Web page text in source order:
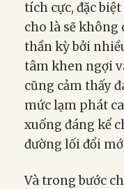
tích cực, đặc
cho là sẽ không
thần kỳ bởi
tâm khen ngợi
cũng cảm thấy
mức lạm phát
xuống đáng kể
đường lối đổi
Và trong bước